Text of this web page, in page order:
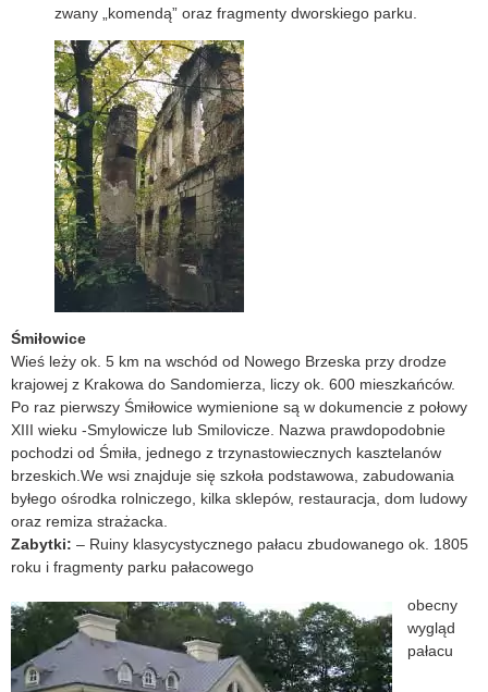
zwany „komendą” oraz fragmenty dworskiego parku.
Śmiłowice
Wieś leży ok. 5 km na wschód od Nowego Brzeska przy drodze
krajowej z Krakowa do Sandomierza, liczy ok. 600 mieszkańców.
Po raz pierwszy Śmiłowice wymienione są w dokumencie z połowy
XIII wieku -Smylowicze lub Smilovicze. Nazwa prawdopodobnie
pochodzi od Śmiła, jednego z trzynastowiecznych kasztelanów
brzeskich.We wsi znajduje się szkoła podstawowa, zabudowania
byłego ośrodka rolniczego, kilka sklepów, restauracja, dom ludowy
oraz remiza strażacka.
Zabytki: – Ruiny klasycystycznego pałacu zbudowanego ok. 1805
roku i fragmenty parku pałacowego
obecny
wygląd
pałacu